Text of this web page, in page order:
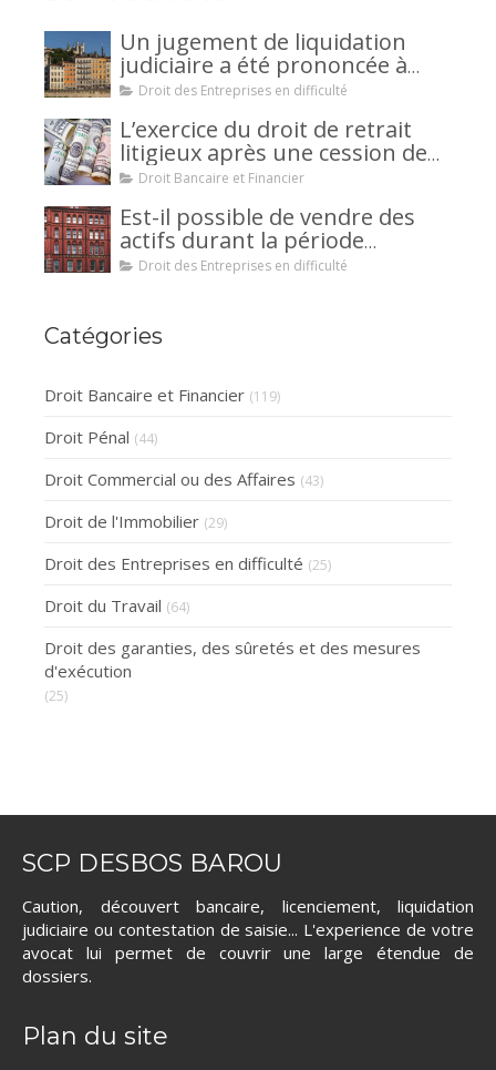
Un jugement de liquidation
judiciaire a été prononcée à
votre encontre : comment
Droit des Entreprises en difficulté
L’exercice du droit de retrait
litigieux après une cession de
créance : un mécanisme
la caution.
Droit Bancaire et Financier
Est-il possible de vendre des
actifs durant la période
d’observation d’un
Droit des Entreprises en difficulté
Catégories
Droit Bancaire et Financier (119)
Droit Pénal (44)
Droit Commercial ou des Affaires (43)
Droit de l'Immobilier (29)
Droit des Entreprises en difficulté (25)
Droit du Travail (64)
Droit des garanties, des sûretés et des mesures
d'exécution
(25)
SCP DESBOS BAROU
Caution, découvert bancaire, licenciement, liquidation
judiciaire ou contestation de saisie... L'experience de votre
avocat lui permet de couvrir une large étendue de
dossiers.
Plan du site